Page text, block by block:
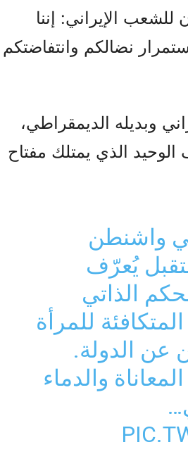
للشعب الإيراني: إننا
نضالكم وانتفاضتكم
وبديله الديمقراطي،
الذي يمتلك مفتاح
في واشنطن
يُعرّف
الذاتي
للمرأة
عن الدولة.
١٢٠ عاماً من المعاناة والدماء